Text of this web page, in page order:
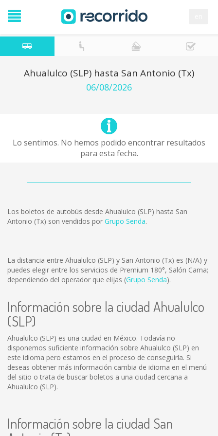
Ahualulco (SLP) hasta San Antonio (Tx)
06/08/2026
Lo sentimos. No hemos podido encontrar resultados
para esta fecha.
Los boletos de autobús desde Ahualulco (SLP) hasta San
Antonio (Tx) son vendidos por Grupo Senda.
La distancia entre Ahualulco (SLP) y San Antonio (Tx) es (N/A) y
puedes elegir entre los servicios de Premium 180°, Salón Cama;
dependiendo del operador que elijas (Grupo Senda).
Información sobre la ciudad Ahualulco
(SLP)
Ahualulco (SLP) es una ciudad en México. Todavía no
disponemos suficiente información sobre Ahualulco (SLP) en
este idioma pero estamos en el proceso de conseguirla. Si
deseas obtener más información cambia de idioma en el menú
del sitio o trata de buscar boletos a una ciudad cercana a
Ahualulco (SLP).
Información sobre la ciudad San